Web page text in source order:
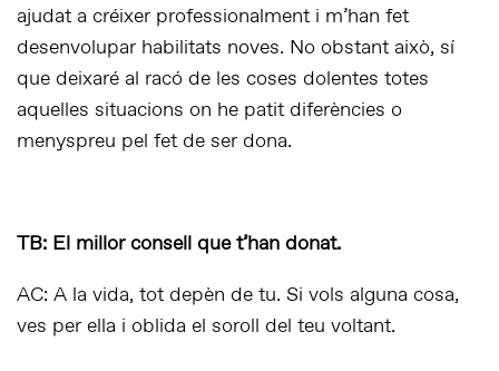
ajudat a créixer professionalment i m’han fet
desenvolupar habilitats noves. No obstant això, sí
que deixaré al racó de les coses dolentes totes
aquelles situacions on he patit diferències o
menyspreu pel fet de ser dona.
TB: El millor consell que t’han donat.
AC: A la vida, tot depèn de tu. Si vols alguna cosa,
ves per ella i oblida el soroll del teu voltant.